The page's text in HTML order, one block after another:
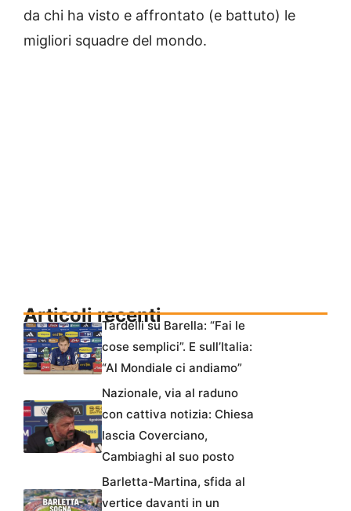
da chi ha visto e affrontato (e battuto) le
migliori squadre del mondo.
Articoli recentiTardelli su Barella: “Fai le
cose semplici”. E sull’Italia:
“Al Mondiale ci andiamo”
Nazionale, via al raduno
con cattiva notizia: Chiesa
lascia Coverciano,
Cambiaghi al suo posto
Barletta-Martina, sfida al
vertice davanti in un